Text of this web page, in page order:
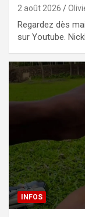
2 août 2026
Regardez dès
sur Youtube.
INFOS